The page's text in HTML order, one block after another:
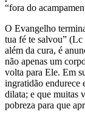
“fora do
O Evangelho
tua fé te salvou”
além da cura, é
não apenas um
volta para Ele. Em
ingratidão endurece
dilata; e que muitas
pobreza para que